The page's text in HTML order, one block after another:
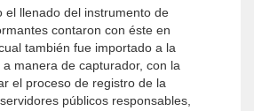
el llenado del instrumento de
contaron con éste en
también fue importado a la
a manera de capturador, con la
el proceso de registro de la
públicos responsables,